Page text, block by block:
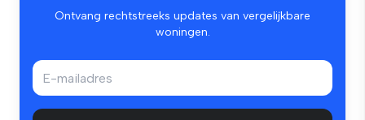
Ontvang rechtstreeks updates van vergelijkbare
woningen.